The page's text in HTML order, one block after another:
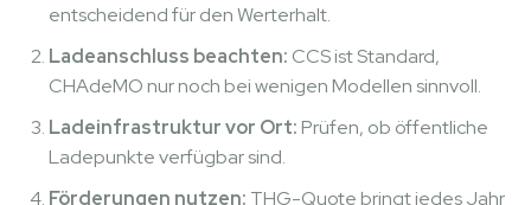
entscheidend für den Werterhalt.
Ladeanschluss beachten: CCS ist Standard,
CHAdeMO nur noch bei wenigen Modellen sinnvoll.
Ladeinfrastruktur vor Ort: Prüfen, ob öffentliche
Ladepunkte verfügbar sind.
Förderungen nutzen: THG-Quote bringt jedes Jahr